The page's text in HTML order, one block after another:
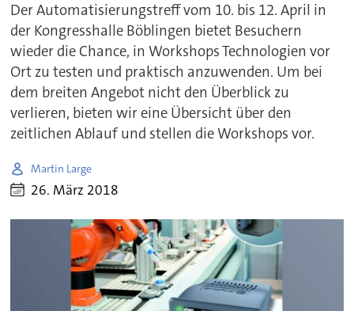
Der Automatisierungstreff vom 10. bis 12. April in
der Kongresshalle Böblingen bietet Besuchern
wieder die Chance, in Workshops Technologien vor
Ort zu testen und praktisch anzuwenden. Um bei
dem breiten Angebot nicht den Überblick zu
verlieren, bieten wir eine Übersicht über den
zeitlichen Ablauf und stellen die Workshops vor.
Martin Large
26. März 2018